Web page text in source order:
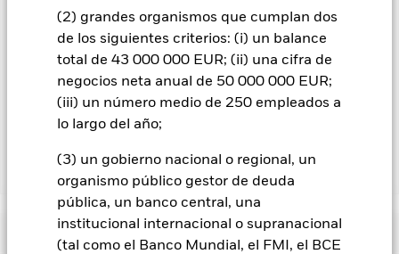
(2) grandes organismos que cumplan dos
de los siguientes criterios: (i) un balance
total de 43 000 000 EUR; (ii) una cifra de
negocios neta anual de 50 000 000 EUR;
(iii) un número medio de 250 empleados a
lo largo del año;
(3) un gobierno nacional o regional, un
organismo público gestor de deuda
pública, un banco central, una
institucional internacional o supranacional
(tal como el Banco Mundial, el FMI, el BCE
que figura justo debajo del nombre del fondo, podrá ver un
acciones con cobertura de divisas se identifican mediante la
palabra «Hedged» en su nombre. Además, el listado
completo de todas las clases de acciones con cobertura de
divisas está disponible mediante solicitud a la sociedad
gestora del fondo.
Mostrar menos
iShares MSCI World Small Cap UCITS ETF
Rentabilidad